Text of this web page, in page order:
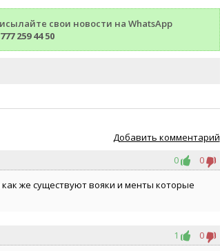
свои новости на WhatsApp
259 44 50
Добавить комментарий
0
0
как же существуют вояки и менты которые
1
0